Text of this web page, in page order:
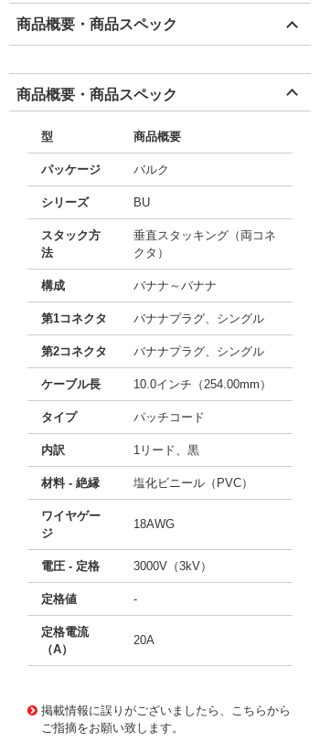
商品概要・商品スペック
商品概要・商品スペック
型 商品概要
パッケージ バルク
シリーズ BU
スタック方
法
垂直スタッキング（両コネ
クタ）
構成 バナナ～バナナ
第1コネクタ バナナプラグ、シングル
第2コネクタ バナナプラグ、シングル
ケーブル長 10.0インチ（254.00mm）
タイプ パッチコード
内訳 1リード、黒
材料 - 絶縁 塩化ビニール（PVC）
ワイヤゲー
ジ
18AWG
電圧 - 定格 3000V（3kV）
定格値 -
定格電流
（A）
20A
掲載情報に誤りがございましたら、こちらから
ご指摘をお願い致します。